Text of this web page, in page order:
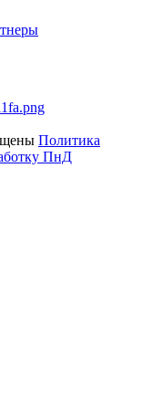
Политика
ПнД